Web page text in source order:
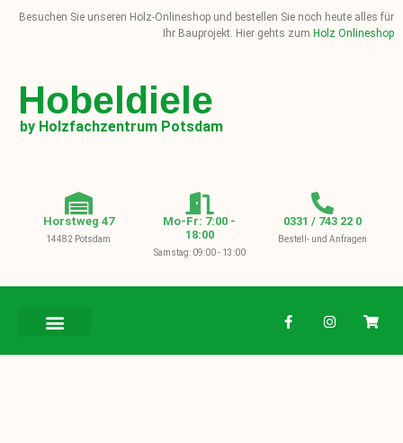
Besuchen Sie unseren Holz-Onlineshop und bestellen Sie noch heute alles für
Ihr Bauprojekt. Hier gehts zum Holz Onlineshop
Hobeldiele
by Holzfachzentrum Potsdam
Horstweg 47
14482 Potsdam
Mo-Fr: 7:00 -
18:00
Samstag: 09:00 - 13:00
0331 / 743 22 0
Bestell- und Anfragen